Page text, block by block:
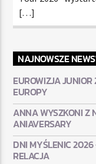
[…]
NAJNOWSZE
EUROWIZJA
EUROPY
ANNA WYSZKONI Z
ANIAVERSARY
DNI MYŚLENIC 2026
RELACJA